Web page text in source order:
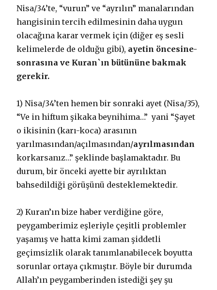
Nisa/34’te, “vurun” ve “ayrılın” manalarından
hangisinin tercih edilmesinin daha uygun
olacağına karar vermek için (diğer eş sesli
kelimelerde de olduğu gibi), ayetin öncesine-
sonrasına ve Kuran`ın bütününe bakmak
gerekir.
1) Nisa/34’ten hemen bir sonraki ayet (Nisa/35),
“Ve in hiftum şikaka beynihima…” yani “Şayet
o ikisinin (karı-koca) arasının
yarılmasından/açılmasından/ayrılmasından
korkarsanız…” şeklinde başlamaktadır. Bu
durum, bir önceki ayette bir ayrılıktan
bahsedildiği görüşünü desteklemektedir.
2) Kuran’ın bize haber verdiğine göre,
peygamberimiz eşleriyle çeşitli problemler
yaşamış ve hatta kimi zaman şiddetli
geçimsizlik olarak tanımlanabilecek boyutta
sorunlar ortaya çıkmıştır. Böyle bir durumda
Allah’ın peygamberinden istediği şey şu